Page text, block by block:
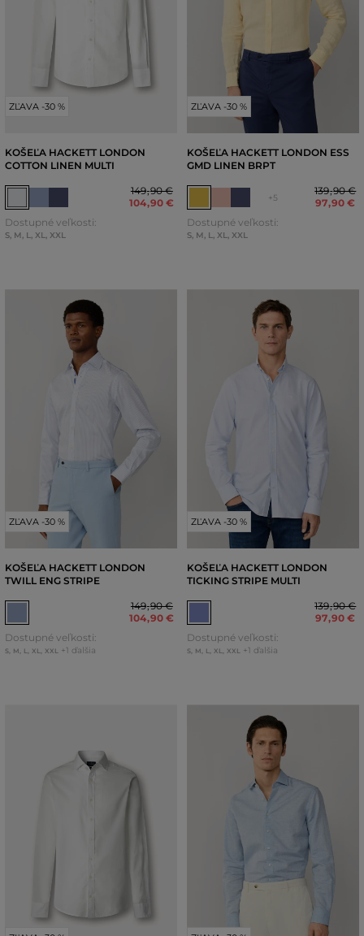
ZĽAVA -30 %
KOŠEĽA HACKETT LONDON
COTTON LINEN MULTI
149,90 €
104,90 €
Dostupné veľkosti:
S, M, L, XL, XXL
ZĽAVA -30 %
KOŠEĽA HACKETT LONDON ESS
GMD LINEN BRPT
+5
139,90 €
97,90 €
Dostupné veľkosti:
S, M, L, XL, XXL
ZĽAVA -30 %
KOŠEĽA HACKETT LONDON
TWILL ENG STRIPE
149,90 €
104,90 €
Dostupné veľkosti:
S, M L XL XXL +1 ďalšia
ZĽAVA -30 %
KOŠEĽA HACKETT LONDON
TICKING STRIPE MULTI
139,90 €
97,90 €
Dostupné veľkosti:
S, M L XL XXL +1 ďalšia